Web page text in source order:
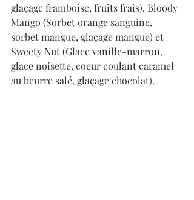
glaçage framboise, fruits frais), Bloody
Mango (Sorbet orange sanguine,
sorbet mangue, glaçage mangue) et
Sweety Nut (Glace vanille-marron,
glace noisette, coeur coulant caramel
au beurre salé, glaçage chocolat).